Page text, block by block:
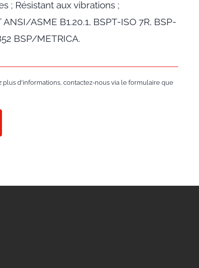
; Résistant aux vibrations ;
ASME B1.20.1, BSPT-ISO 7R, BSP-
BSP/METRICA.
plus d'informations, contactez-nous via le formulaire que